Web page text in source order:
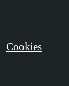
Cookies